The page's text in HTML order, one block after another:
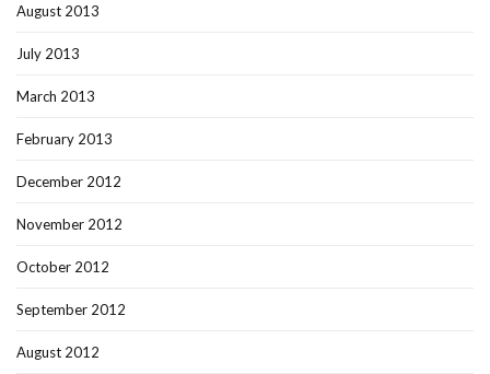
August 2013
July 2013
March 2013
February 2013
December 2012
November 2012
October 2012
September 2012
August 2012